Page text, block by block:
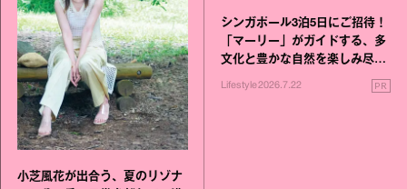
小芝風花が出合う、夏のリゾナ
シンガポール3泊5日にご招待！
「マーリー」がガイドする、多
文化と豊かな自然を楽しみ尽く
Lifestyle2026.7.22 PR